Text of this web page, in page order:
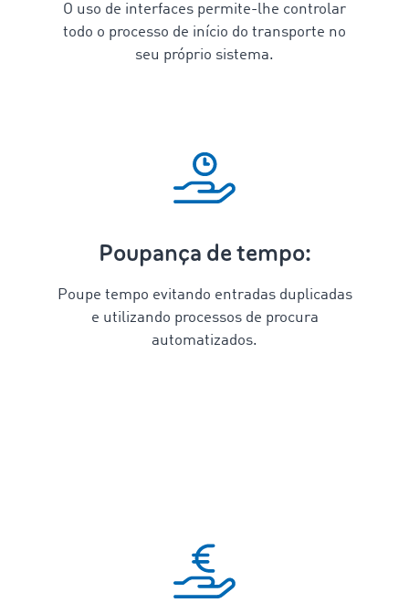
O uso de interfaces permite-lhe controlar
todo o processo de início do transporte no
seu próprio sistema.
Poupança de tempo:
Poupe tempo evitando entradas duplicadas
e utilizando processos de procura
automatizados.